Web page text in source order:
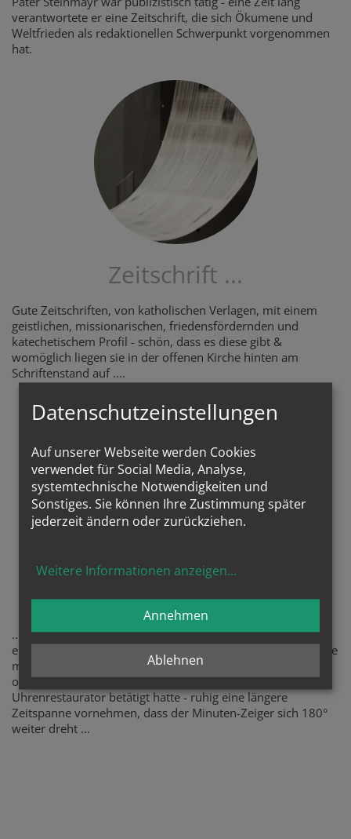
verantwortete er eine Zeitschrift, die sich Ökumene und
Weltfrieden als redaktionellen Schwerpunkt vorgenommen
hat.
Zeitschrift ...
Gute Zeitschriften, von katholischen Verlagen, mit einem
geistlichen, missionarischen, friedensfördernden und
katechetischem Profil - schön, dass es diese gibt &
womöglich liegen sie in der offenen Kirche hinten am
Schriftenstand auf ....
... lesen
... und als kleine Anregung möge man sich vornehmen, so
eine gute, christliche Zeitschrift zur Hand zu nehmen und sie
mit geistlichem Gewinn zu lesen - ruhig in der stillen,
offenen Kirche und eingedenk dass er sich als
Uhrenrestaurator betätigt hatte - ruhig eine längere
Zeitspanne vornehmen, dass der Minuten-Zeiger sich 180°
weiter dreht ...
Datenschutzeinstellungen
Auf unserer Webseite werden Cookies
verwendet für Social Media, Analyse,
systemtechnische Notwendigkeiten und
Sonstiges. Sie können Ihre Zustimmung später
jederzeit ändern oder zurückziehen.
Weitere Informationen anzeigen...
Ablehnen
Annehmen